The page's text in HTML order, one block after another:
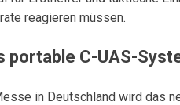
reagieren müssen.
portable C-UAS-
in Deutschland wird das